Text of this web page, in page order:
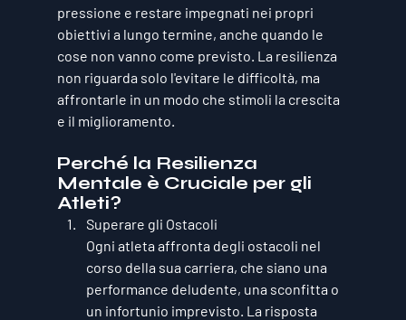
pressione e restare impegnati nei propri
obiettivi a lungo termine, anche quando le
cose non vanno come previsto. La resilienza
non riguarda solo l'evitare le difficoltà, ma
affrontarle in un modo che stimoli la crescita
e il miglioramento.
Perché la Resilienza
Mentale è Cruciale per gli
Atleti?
Superare gli Ostacoli
Ogni atleta affronta degli ostacoli nel
corso della sua carriera, che siano una
performance deludente, una sconfitta o
un infortunio imprevisto. La risposta